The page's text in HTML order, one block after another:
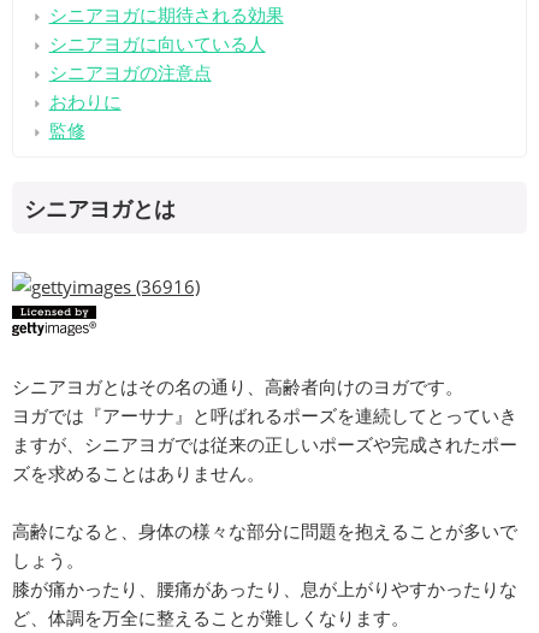
シニアヨガに期待される効果
シニアヨガに向いている人
シニアヨガの注意点
おわりに
監修
シニアヨガとは
シニアヨガとはその名の通り、高齢者向けのヨガです。
ヨガでは『アーサナ』と呼ばれるポーズを連続してとっていき
ますが、シニアヨガでは従来の正しいポーズや完成されたポー
ズを求めることはありません。
高齢になると、身体の様々な部分に問題を抱えることが多いで
しょう。
膝が痛かったり、腰痛があったり、息が上がりやすかったりな
ど、体調を万全に整えることが難しくなります。